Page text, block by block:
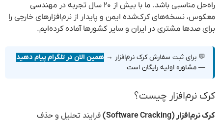
راه‌حل مناسبی باشد. ما با بیش از ۲۰ سال تجربه در مهندسی
معکوس، نسخه‌های کرک‌شده ایمن و پایدار از نرم‌افزارهای خارجی را
برای صدها مشتری در ایران و سایر کشورها آماده کرده‌ایم.
💬 برای ثبت سفارش کرک نرم‌افزار → همین الان در تلگرام پیام دهید
— مشاوره اولیه رایگان است
کرک نرم‌افزار چیست؟
کرک نرم‌افزار (Software Cracking)
فرایند تحلیل و حذف